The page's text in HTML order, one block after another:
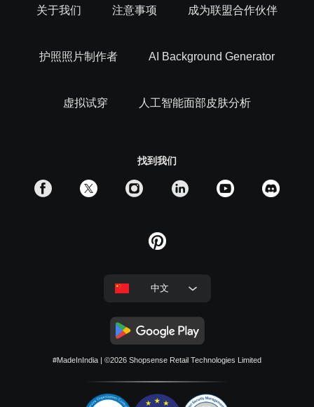
如此好用的ERASE.BG，所有個人用戶都可以免費使用。可
片，統統免費使用。如果需要用於商業用途，或批量處理圖
关于我们 注意事项 成为联盟合作伙伴
护照照片制作者 AI Background Generator
虚拟试穿 人工智能面部皮肤分析
找到我们
中文
#MadeInIndia | ©2026 Shopsense Retail Technologies Limited